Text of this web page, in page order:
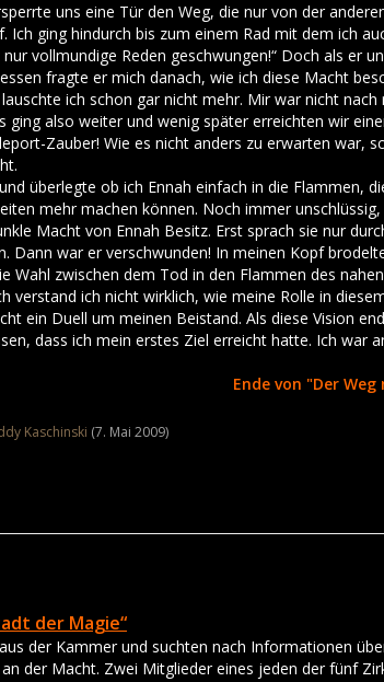
uns eine Tür den Weg, die nur von der
Ich ging hindurch bis zum einem Rad mit dem ich
vollmundige Reden geschwungen!“ Doch als er
fragte er mich danach, wie ich diese Macht
ich schon gar nicht mehr. Mir war nicht
ging also weiter und wenig später erreichten wir
Zauber! Wie es nicht anders zu erwarten war,
überlegte ob ich Ennah einfach in die Flammen,
mehr machen können. Noch immer
Macht von Ennah Besitz. Erst sprach sie nur
Dann war er verschwunden! In meinen Kopf
Wahl zwischen dem Tod in den Flammen des
verstand ich nicht wirklich, wie meine Rolle in
ein Duell um meinen Beistand. Als diese Vision
dass ich mein erstes Ziel erreicht hatte. Ich war
Ende von "Der
Kaschinski (7. Mai 2009)
der Magie“
der Kammer und suchten nach Informationen
der Macht. Zwei Mitglieder eines jeden der fünf